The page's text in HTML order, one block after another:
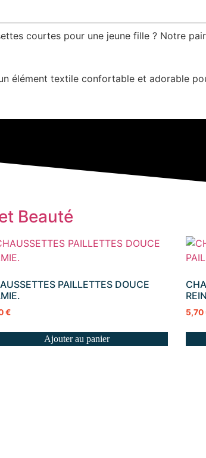
courtes pour une jeune fille ? Notre
élément textile confortable et adorable
Beauté
PAILLETTES DOUCE
€
Ajouter au panier
5,70